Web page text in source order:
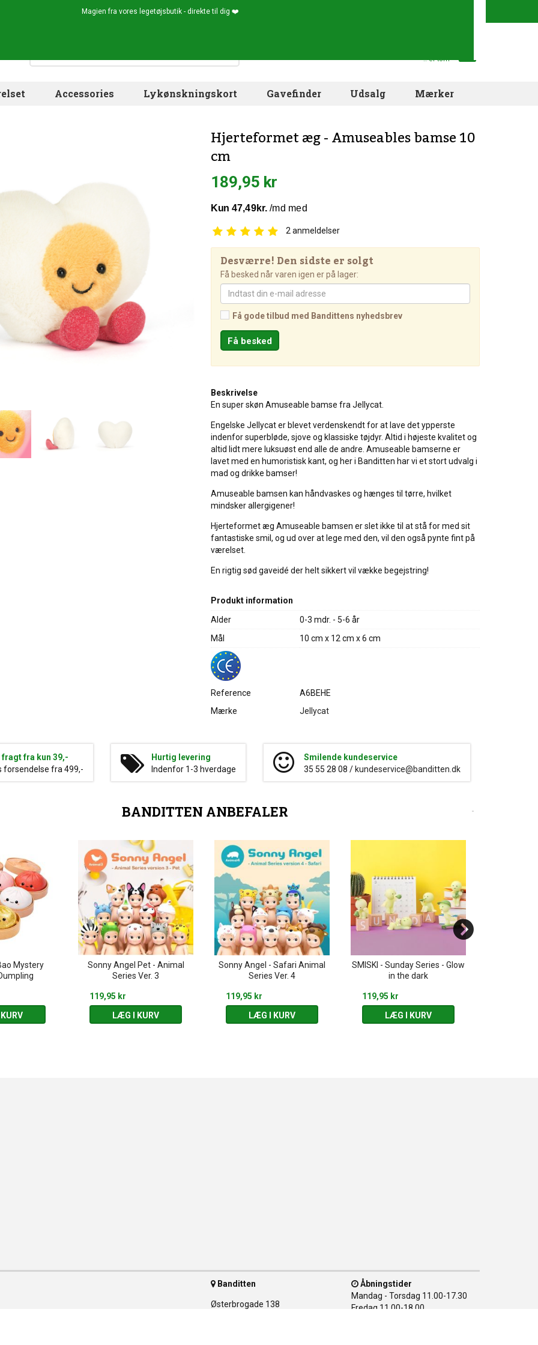
Magien fra vores legetøjsbutik - direkte til dig ❤️
.. er tom
Accessories Lykønskningskort Gavefinder Udsalg Mærker
Hjerteformet æg - Amuseables bamse 10
cm
189,95 kr
2 anmeldelser
Desværre! Den sidste er solgt
Få besked når varen igen er på lager:
Få gode tilbud med Bandittens nyhedsbrev
Beskrivelse
En super skøn Amuseable bamse fra Jellycat.
Engelske Jellycat er blevet verdenskendt for at lave det ypperste
indenfor superbløde, sjove og klassiske tøjdyr. Altid i højeste kvalitet og
altid lidt mere luksuøst end alle de andre. Amuseable bamserne er
lavet med en humoristisk kant, og her i Banditten har vi et stort udvalg i
mad og drikke bamser!
Amuseable bamsen kan håndvaskes og hænges til tørre, hvilket
mindsker allergigener!
Hjerteformet æg Amuseable bamsen er slet ikke til at stå for med sit
fantastiske smil, og ud over at lege med den, vil den også pynte fint på
værelset.
En rigtig sød gaveidé der helt sikkert vil vække begejstring!
Produkt information
Alder
0-3 mdr. - 5-6 år
Mål
10 cm x 12 cm x 6 cm
Reference
A6BEHE
Mærke
Jellycat
fragt fra kun 39,-
forsendelse fra 499,-
Hurtig levering
Indenfor 1-3 hverdage
Smilende kundeservice
35 55 28 08 / kundeservice@banditten.dk
BANDITTEN ANBEFALER
Mystery
Sonny Angel Pet - Animal
Series Ver. 3
119,95 kr
LÆG I KURV
Sonny Angel - Safari Animal
Series Ver. 4
119,95 kr
LÆG I KURV
SMISKI - Sunday Series - Glow
in the dark
119,95 kr
LÆG I KURV
Banditten
Østerbrogade 138
Åbningstider
Mandag - Torsdag 11.00-17.30
Fredag 11.00-18.00